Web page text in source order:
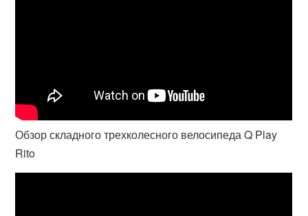
Обзор складного трехколесного велосипеда Q Play
Rito